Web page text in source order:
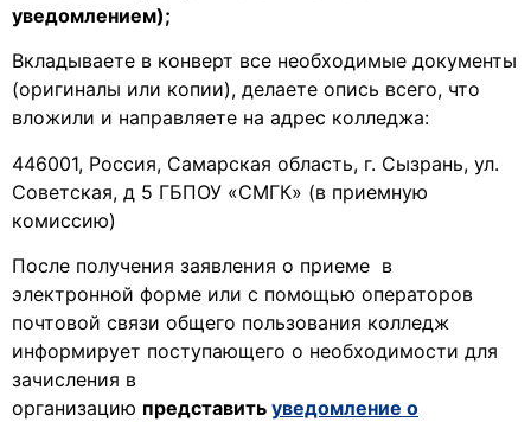
уведомлением);
Вкладываете в конверт все необходимые документы
(оригиналы или копии), делаете опись всего, что
вложили и направляете на адрес колледжа:
446001, Россия, Самарская область, г. Сызрань, ул.
Советская, д 5 ГБПОУ «СМГК» (в приемную
комиссию)
После получения заявления о приеме в
электронной форме или с помощью операторов
почтовой связи общего пользования колледж
информирует поступающего о необходимости для
зачисления в
организацию представить уведомление о